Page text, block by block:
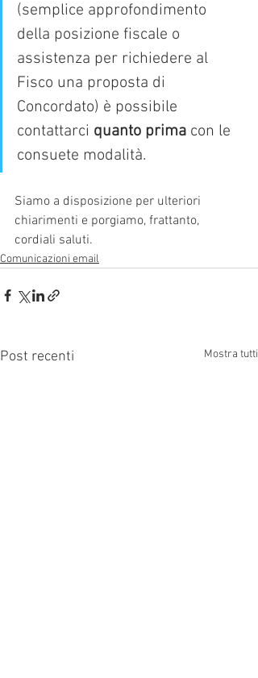
(semplice approfondimento
della posizione fiscale o
assistenza per richiedere al
Fisco una proposta di
Concordato) è possibile
contattarci quanto prima con le
consuete modalità.
Siamo a disposizione per ulteriori
chiarimenti e porgiamo, frattanto,
cordiali saluti.
Comunicazioni email
Post recenti Mostra tutti